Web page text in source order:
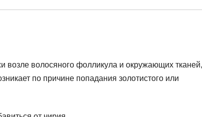
возле волосяного фолликула и окружающих тканей,
по причине попадания золотистого или